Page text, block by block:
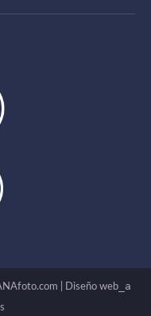
| Diseño web _a